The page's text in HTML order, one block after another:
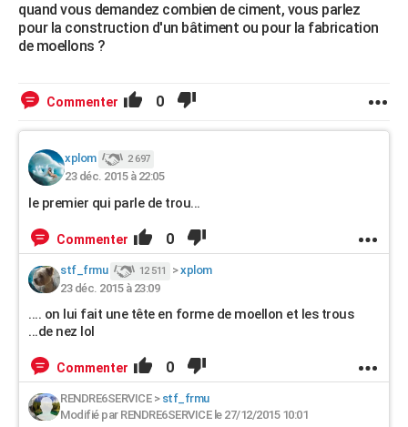
S'inscrire
Se connecter
Lycées
Collèges
Primaires
Universités
Entreprises
Service militaire
Avis de recherche
AVIS DE DÉCÈS
FORUM
quand vous demandez combien de ciment, vous parlez
pour la construction d'un bâtiment ou pour la fabrication
de moellons ?
Commenter 0
xplom 2 697
23 déc. 2015 à 22:05
le premier qui parle de trou...
Commenter 0
stf_frmu 12 511 >xplom
23 déc. 2015 à 23:09
.... on lui fait une tête en forme de moellon et les trous
...de nez lol
Commenter 0
RENDRE6SERVICE> stf_frmu
Modifié par RENDRE6SERVICE le 27/12/2015 10:01